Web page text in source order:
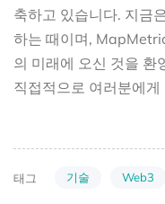
축하고 있습니다. 지금
하는 때이며,
의 미래에 오신 것을 환
직접적으로 여러분에
태그 기술 Web3